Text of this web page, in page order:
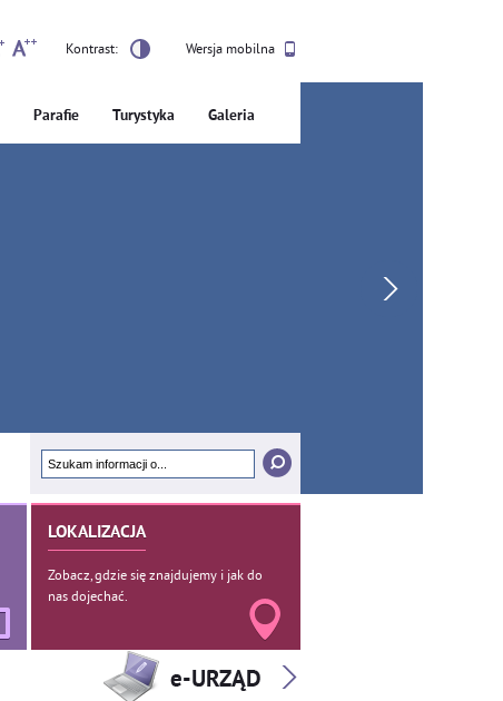
Wersja mobilna
Kontrast:
Parafie Turystyka Galeria
LOKALIZACJA
Zobacz, gdzie się znajdujemy i jak do
nas dojechać.